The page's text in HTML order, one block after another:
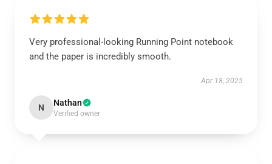
Very professional-looking Running Point notebook
and the paper is incredibly smooth.
Apr 18, 2025
N Nathan
Verified owner